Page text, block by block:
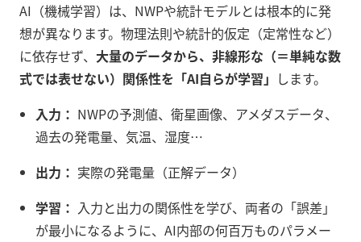
AI（機械学習）は、NWPや統計モデルとは根本的に発
想が異なります。物理法則や統計的仮定（定常性など）
に依存せず、 大量のデータから、非線形な（＝単純な数
式では表せない）関係性を「AI自らが学習」 します。
入力： NWPの予測値、衛星画像、アメダスデータ、
過去の発電量、気温、湿度…
出力： 実際の発電量（正解データ）
学習： 入力と出力の関係性を学び、両者の「誤差」
が最小になるように、AI内部の何百万ものパラメー